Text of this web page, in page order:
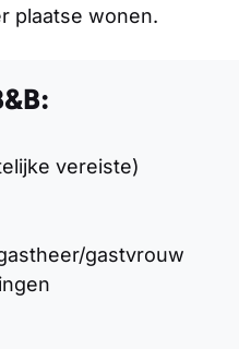
plaatse wonen.
vereiste)
gastvrouw